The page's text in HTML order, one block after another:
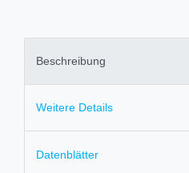
Beschreibung
Weitere Details
Datenblätter